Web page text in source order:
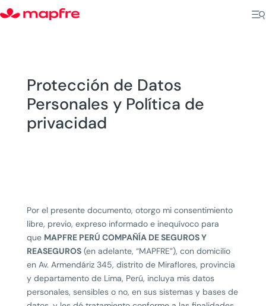
Protección de Datos
Personales y Política de
privacidad
Por el presente documento, otorgo mi consentimiento
libre, previo, expreso informado e inequívoco para
que MAPFRE PERÚ COMPAÑÍA DE SEGUROS Y
REASEGUROS(en adelante, “MAPFRE”), con domicilio
en Av. Armendáriz 345, distrito de Miraflores, provincia
y departamento de Lima, Perú, incluya mis datos
personales, sensibles o no, en sus sistemas y bases de